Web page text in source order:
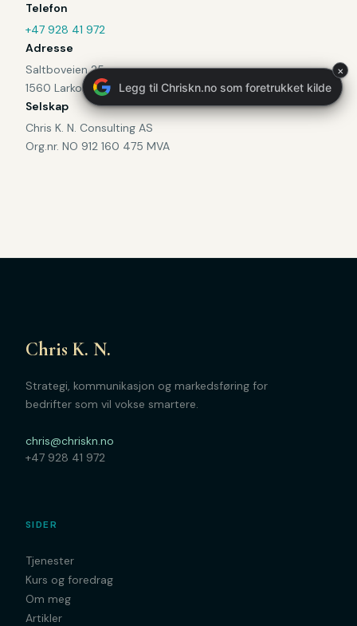
Telefon
+47 928 41 972
Adresse
Saltboveien 25
1560 Larkollen
Selskap
Chris K. N. Consulting AS
Org.nr. NO 912 160 475 MVA
Chris K. N.
Strategi, kommunikasjon og markedsføring for
bedrifter som vil vokse smartere.
chris@chriskn.no
+47 928 41 972
SIDER
Tjenester
Kurs og foredrag
Om meg
Artikler
Legg til Chriskn.no
×